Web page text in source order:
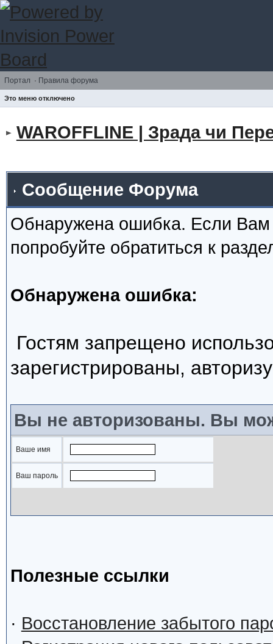
Портал · Правила форума
Это меню отключено
WAROFFLINE | Зрада чи
Сообщение Форума
Обнаружена ошибка. Если
попробуйте обратиться к
Обнаружена ошибка:
Гостям запрещено
зарегистрированы,
Вы не авторизованы. Вы
Ваше имя
Ваш пароль
Полезные ссылки
· Восстановление забытого